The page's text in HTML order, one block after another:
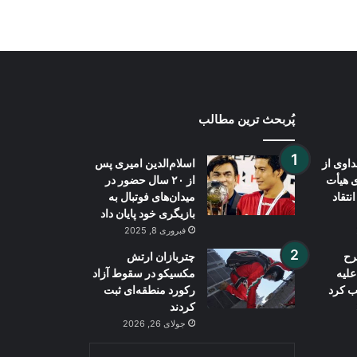
از
هیأت
کرد
پُربحث ترین مطالب
اسلام‌الدین امیری پس
از ۲۰ سال حضور در
میدان‌های فوتبال به
بازیگری خود پایان داد
فبروری 8, 2025
چتربازان ارتش
مکسیکو در سقوط آزاد
رکورد منطقه‌ای ثبت
کردند
جولای 26, 2026